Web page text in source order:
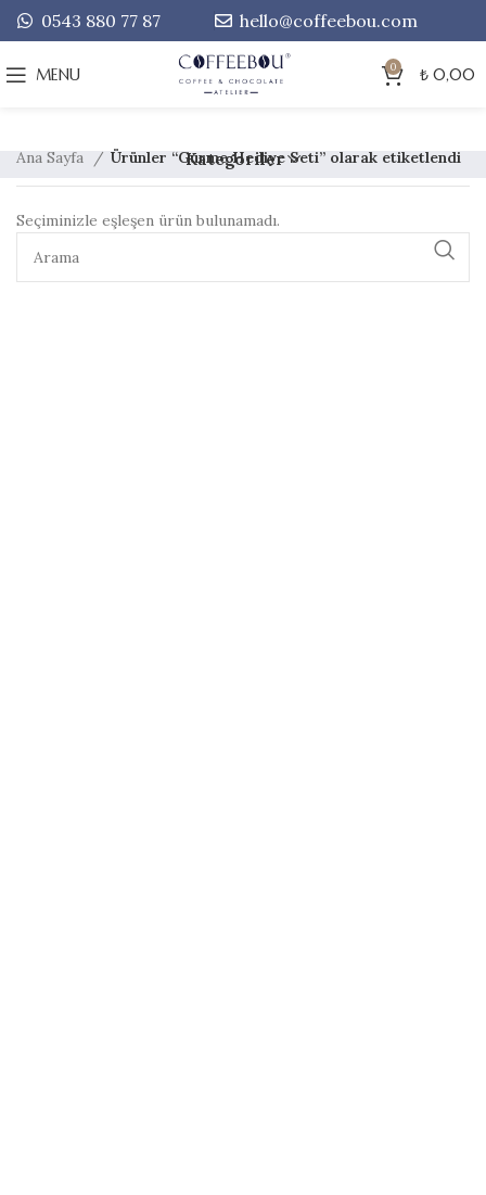
0543 880 77 87 hello@coffeebou.com
MENU 0 ₺ 0,00
Kategoriler
Ana Sayfa Ürünler “Gurme Hediye Seti” olarak etiketlendi
Seçiminizle eşleşen ürün bulunamadı.